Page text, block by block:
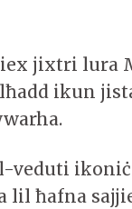
jixtri lura
ikun
veduti
ħafna